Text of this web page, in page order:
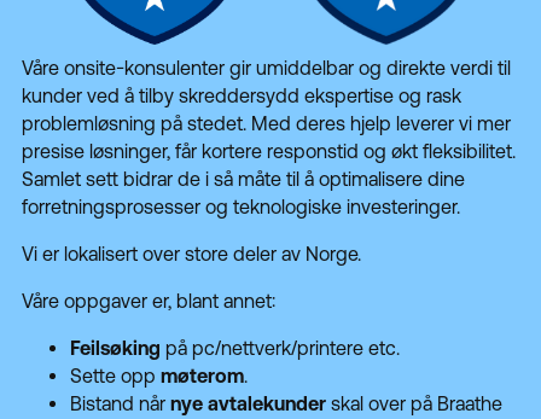
Våre onsite-konsulenter gir umiddelbar og direkte verdi til
kunder ved å tilby skreddersydd ekspertise og rask
problemløsning på stedet. Med deres hjelp leverer vi mer
presise løsninger, får kortere responstid og økt fleksibilitet.
Samlet sett bidrar de i så måte til å optimalisere dine
forretningsprosesser og teknologiske investeringer.
Vi er lokalisert over store deler av Norge.
Våre oppgaver er, blant annet:
Feilsøking på pc/nettverk/printere etc.
Sette opp møterom.
Bistand når nye avtalekunderskal over på Braathe